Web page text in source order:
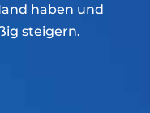
haben und
steigern.